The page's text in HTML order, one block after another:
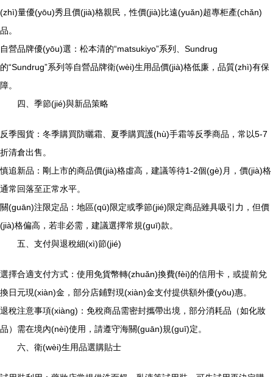
(zhì)量優(yōu)秀且價(jià)格親民，性價(jià)比遠(yuǎn)超專柜產(chǎn)
品。
自營品牌優(yōu)選：松本清的“matsukiyo”系列、Sundrug
的“Sundrug”系列等自營品牌衛(wèi)生用品價(jià)格低廉，品質(zhì)有保
障。
四、季節(jié)與新品策略
反季囤貨：冬季購買防曬霜、夏季購買護(hù)手霜等反季商品，常以5-7
折清倉出售。
慎追新品：剛上市的商品價(jià)格虛高，建議等待1-2個(gè)月，價(jià)格
通常回落至正常水平。
關(guān)注限定品：地區(qū)限定或季節(jié)限定商品雖具吸引力，但價
(jià)格偏高，若非必需，建議選擇常規(guī)款。
五、支付與退稅細(xì)節(jié)
選擇合適支付方式：使用免貨幣轉(zhuǎn)換費(fèi)的信用卡，或提前兌
換日元現(xiàn)金，部分店鋪對現(xiàn)金支付提供額外優(yōu)惠。
退稅注意事項(xiàng)：免稅商品需密封攜帶出境，部分消耗品（如化妝
品）需在境內(nèi)使用，請遵守海關(guān)規(guī)定。
六、衛(wèi)生用品選購貼士